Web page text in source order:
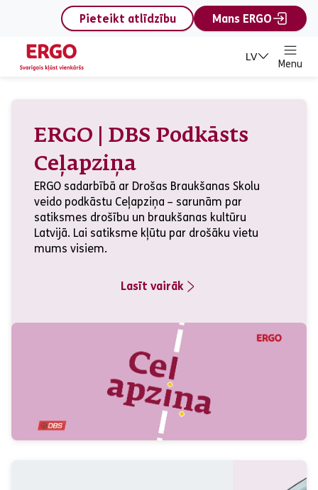
content
Pieteikt atlīdzību
Mans ERGO
LV
Menu
ERGO | DBS Podkāsts
Ceļapziņa
ERGO sadarbībā ar Drošas Braukšanas Skolu
veido podkāstu Ceļapziņa – sarunām par
satiksmes drošību un braukšanas kultūru
Latvijā. Lai satiksme kļūtu par drošāku vietu
mums visiem.
Lasīt vairāk